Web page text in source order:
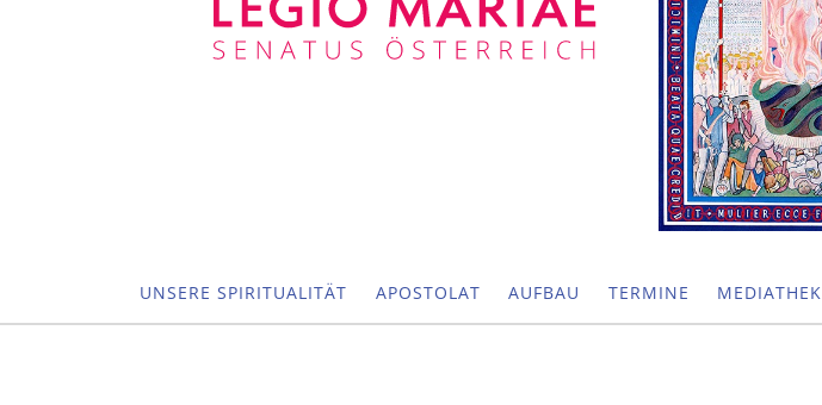
UNSERE SPIRITUALITÄT APOSTOLAT AUFBAU TERMINE MEDIATHEK